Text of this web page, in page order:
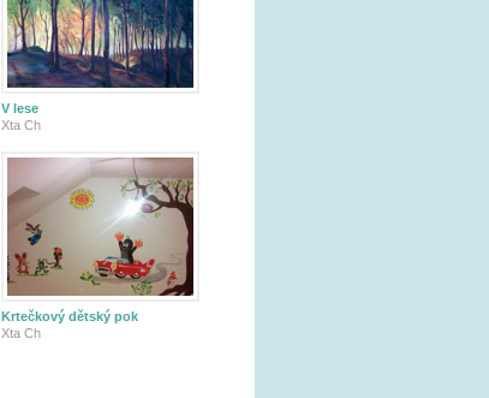
V lese
Xta Ch
Krtečkový dětský pok
Xta Ch